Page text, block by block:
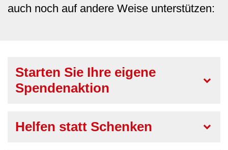
auch noch auf andere Weise unterstützen:
Starten Sie Ihre eigene
Spendenaktion
Helfen statt Schenken